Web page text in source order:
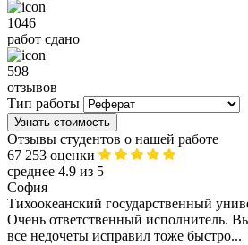
1046
работ сдано
598
отзывов
Тип работы
Узнать стоимость
Отзывы студентов о нашей работе
67 253 оценки
среднее 4.9 из 5
София
Тихоокеанский государственный
Очень ответственный исполнитель.
все недочеты исправил тоже быстро...